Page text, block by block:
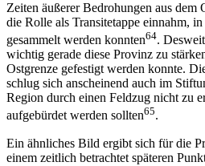
Zeiten äußerer Bedrohungen aus dem
die Rolle als Transitetappe einnahm,
gesammelt werden konnten64.
wichtig gerade diese Provinz zu
Ostgrenze gefestigt werden konnte.
schlug sich anscheinend auch im
Region durch einen Feldzug nicht zu
aufgebürdet werden sollten65.
Ein ähnliches Bild ergibt sich für die
einem zeitlich betrachtet späteren